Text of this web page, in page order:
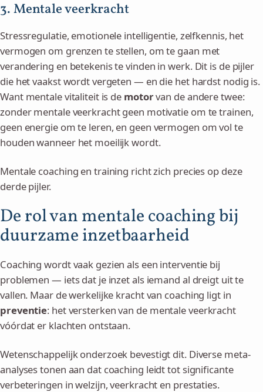
3. Mentale veerkracht
Stressregulatie, emotionele intelligentie, zelfkennis, het
vermogen om grenzen te stellen, om te gaan met
verandering en betekenis te vinden in werk. Dit is de pijler
die het vaakst wordt vergeten — en die het hardst nodig is.
Want mentale vitaliteit is de motorvan de andere twee:
zonder mentale veerkracht geen motivatie om te trainen,
geen energie om te leren, en geen vermogen om vol te
houden wanneer het moeilijk wordt.
Mentale coaching en training richt zich precies op deze
derde pijler.
De rol van mentale coaching bij
duurzame inzetbaarheid
Coaching wordt vaak gezien als een interventie bij
problemen — iets dat je inzet als iemand al dreigt uit te
vallen. Maar de werkelijke kracht van coaching ligt in
preventie: het versterken van de mentale veerkracht
vóórdat er klachten ontstaan.
Wetenschappelijk onderzoek bevestigt dit. Diverse meta-
analyses tonen aan dat coaching leidt tot significante
verbeteringen in welzijn, veerkracht en prestaties.